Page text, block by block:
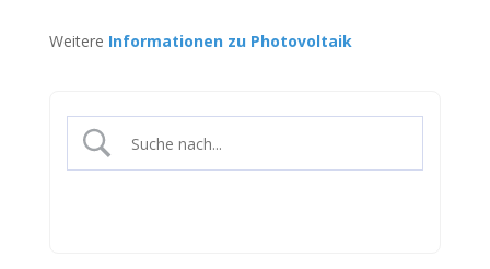
Weitere Informationen zu Photovoltaik